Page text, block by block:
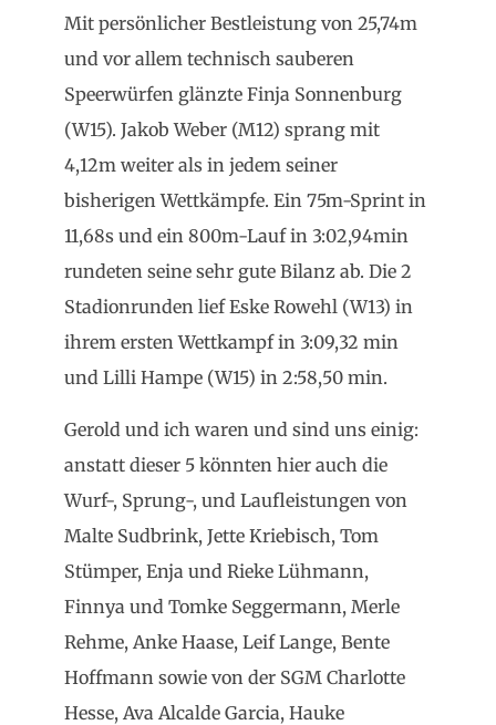
Mit persönlicher Bestleistung von 25,74m
und vor allem technisch sauberen
Speerwürfen glänzte Finja Sonnenburg
(W15). Jakob Weber (M12) sprang mit
4,12m weiter als in jedem seiner
bisherigen Wettkämpfe. Ein 75m-Sprint in
11,68s und ein 800m-Lauf in 3:02,94min
rundeten seine sehr gute Bilanz ab. Die 2
Stadionrunden lief Eske Rowehl (W13) in
ihrem ersten Wettkampf in 3:09,32 min
und Lilli Hampe (W15) in 2:58,50 min.
Gerold und ich waren und sind uns einig:
anstatt dieser 5 könnten hier auch die
Wurf-, Sprung-, und Laufleistungen von
Malte Sudbrink, Jette Kriebisch, Tom
Stümper, Enja und Rieke Lühmann,
Finnya und Tomke Seggermann, Merle
Rehme, Anke Haase, Leif Lange, Bente
Hoffmann sowie von der SGM Charlotte
Hesse, Ava Alcalde Garcia, Hauke